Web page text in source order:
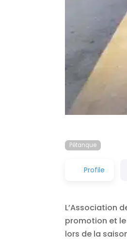
Pétanque
Profile
L’Association
promotion et
lors de la